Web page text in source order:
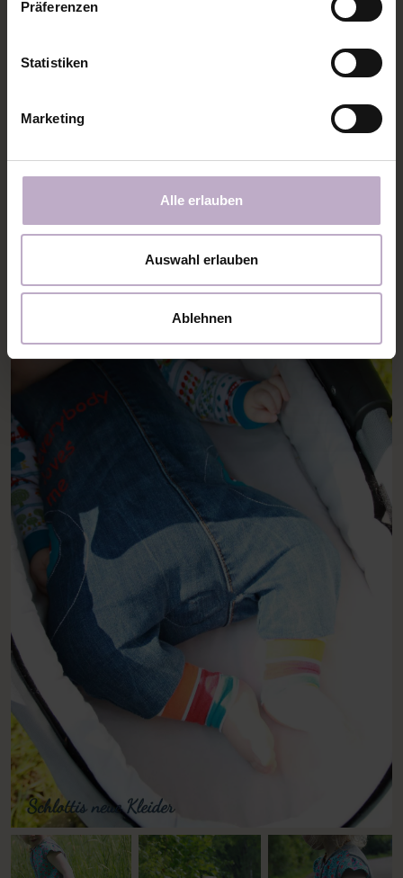
Präferenzen
Statistiken
Marketing
Alle erlauben
Auswahl erlauben
Ablehnen
AuchSchlottis neue Kleiderhat zweimal den
Musselin gewählt, um einen luftigen Jumper für ihre